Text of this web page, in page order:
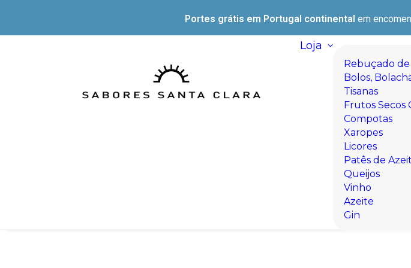
Portes grátis em Portugal continental em
Loja
Rebuçado de
Bolos,
Tisanas
Frutos Secos
Compotas
Xaropes
Licores
Patês de
Queijos
Vinho
Azeite
Gin